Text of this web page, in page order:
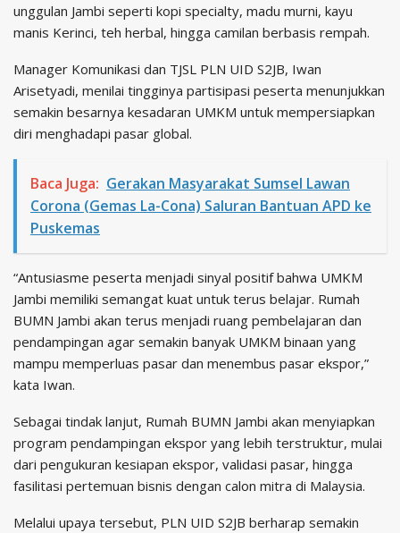
unggulan Jambi seperti kopi specialty, madu murni, kayu
manis Kerinci, teh herbal, hingga camilan berbasis rempah.
Manager Komunikasi dan TJSL PLN UID S2JB, Iwan
Arisetyadi, menilai tingginya partisipasi peserta menunjukkan
semakin besarnya kesadaran UMKM untuk mempersiapkan
diri menghadapi pasar global.
Baca Juga: Gerakan Masyarakat Sumsel Lawan
Corona (Gemas La-Cona) Saluran Bantuan APD ke
Puskemas
“Antusiasme peserta menjadi sinyal positif bahwa UMKM
Jambi memiliki semangat kuat untuk terus belajar. Rumah
BUMN Jambi akan terus menjadi ruang pembelajaran dan
pendampingan agar semakin banyak UMKM binaan yang
mampu memperluas pasar dan menembus pasar ekspor,”
kata Iwan.
Sebagai tindak lanjut, Rumah BUMN Jambi akan menyiapkan
program pendampingan ekspor yang lebih terstruktur, mulai
dari pengukuran kesiapan ekspor, validasi pasar, hingga
fasilitasi pertemuan bisnis dengan calon mitra di Malaysia.
Melalui upaya tersebut, PLN UID S2JB berharap semakin